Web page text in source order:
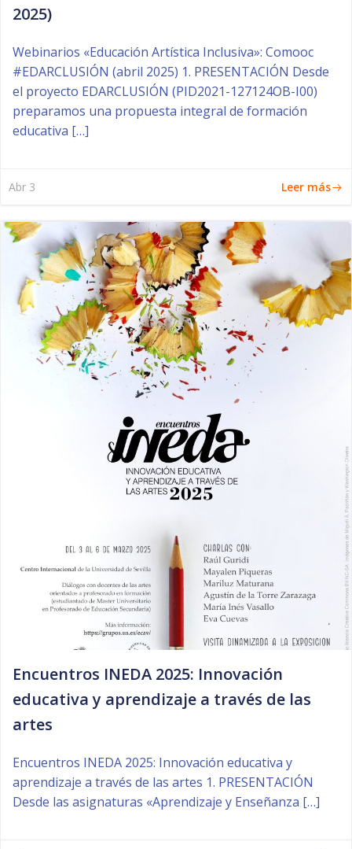
2025)
Webinarios «Educación Artística Inclusiva»: Comooc
#EDARCLUSIÓN (abril 2025) 1. PRESENTACIÓN Desde
el proyecto EDARCLUSIÓN (PID2021-127124OB-I00)
preparamos una propuesta integral de formación
educativa […]
Abr 3 Leer más
Encuentros INEDA 2025: Innovación
educativa y aprendizaje a través de las
artes
Encuentros INEDA 2025: Innovación educativa y
aprendizaje a través de las artes 1. PRESENTACIÓN
Desde las asignaturas «Aprendizaje y Enseñanza […]